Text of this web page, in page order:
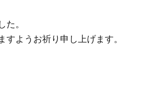
。
すようお祈り申し上げます。